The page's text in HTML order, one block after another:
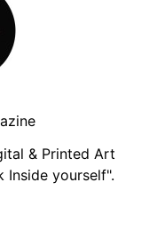
& Printed Art
Inside yourself".